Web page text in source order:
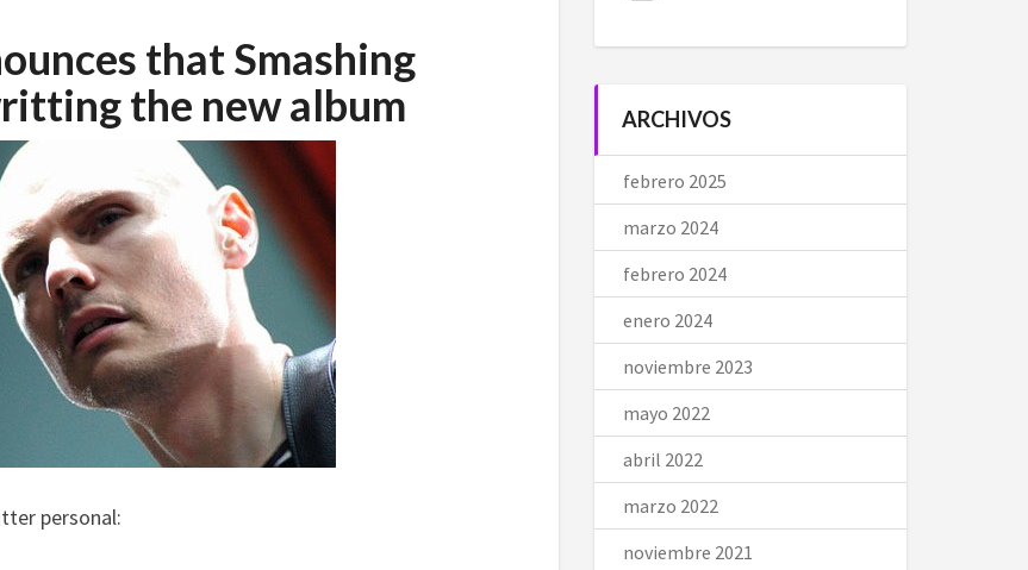
EL
NUEVO
DISCO
that Smashing
the new album
personal:
ARCHIVOS
febrero 2025
marzo 2024
febrero 2024
enero 2024
noviembre 2023
mayo 2022
abril 2022
marzo 2022
noviembre 2021